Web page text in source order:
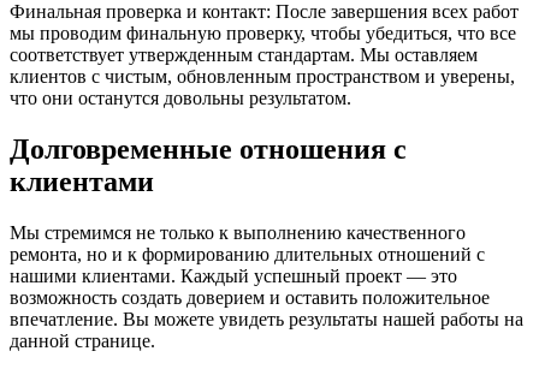
Финальная проверка и контакт: После завершения всех работ
мы проводим финальную проверку, чтобы убедиться, что все
соответствует утвержденным стандартам. Мы оставляем
клиентов с чистым, обновленным пространством и уверены,
что они останутся довольны результатом.
Долговременные отношения с
клиентами
Мы стремимся не только к выполнению качественного
ремонта, но и к формированию длительных отношений с
нашими клиентами. Каждый успешный проект — это
возможность создать доверием и оставить положительное
впечатление. Вы можете увидеть результаты нашей работы на
данной странице.